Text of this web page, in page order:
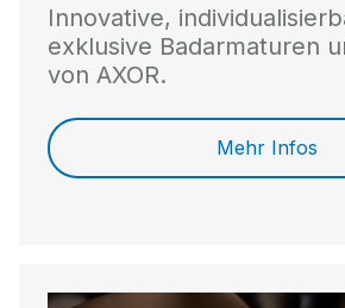
Innovative,
exklusive Badarmaturen
von AXOR.
Mehr Infos